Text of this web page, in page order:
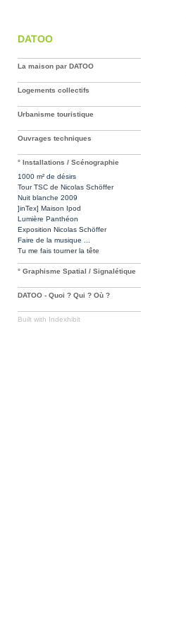
DATOO
La maison par DATOO
Logements collectifs
Urbanisme touristique
Ouvrages techniques
° Installations / Scénographie
1000 m² de désirs
Tour TSC de Nicolas Schöffer
Nuit blanche 2009
]inTex] Maison Ipod
Lumière Panthéon
Exposition Nicolas Schöffer
Faire de la musique ...
Tu me fais tourner la tête
° Graphisme Spatial / Signalétique
DATOO - Quoi ? Qui ? Où ?
Built with Indexhibit